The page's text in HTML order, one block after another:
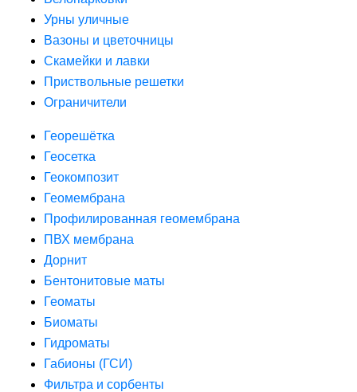
Урны уличные
Вазоны и цветочницы
Скамейки и лавки
Приствольные решетки
Ограничители
Георешётка
Геосетка
Геокомпозит
Геомембрана
Профилированная геомембрана
ПВХ мембрана
Дорнит
Бентонитовые маты
Геоматы
Биоматы
Гидроматы
Габионы (ГСИ)
Фильтра и сорбенты